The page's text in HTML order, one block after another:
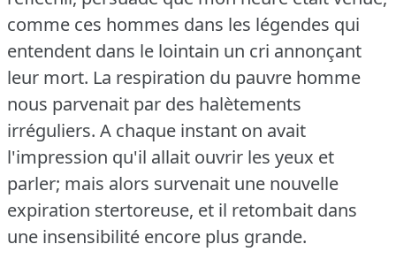
comme ces hommes dans les légendes qui
entendent dans le lointain un cri annonçant
leur mort. La respiration du pauvre homme
nous parvenait par des halètements
irréguliers. A chaque instant on avait
l'impression qu'il allait ouvrir les yeux et
parler; mais alors survenait une nouvelle
expiration stertoreuse, et il retombait dans
une insensibilité encore plus grande.